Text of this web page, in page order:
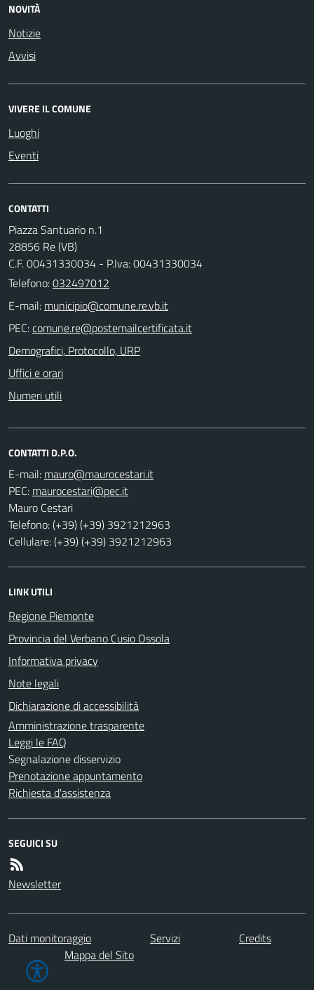
NOVITÀ
Notizie
Avvisi
VIVERE IL COMUNE
Luoghi
Eventi
CONTATTI
Piazza Santuario n.1
28856 Re (VB)
C.F. 00431330034 - P.Iva: 00431330034
Telefono:032497012
E-mail:
PEC:
Demografici, Protocollo, URP
Uffici e orari
Numeri utili
CONTATTI D.P.O.
E-mail:
PEC:
Mauro Cestari
Telefono: (+39) (+39) 3921212963
Cellulare: (+39) (+39) 3921212963
LINK UTILI
Regione Piemonte
Provincia del Verbano Cusio Ossola
Informativa privacy
Note legali
Dichiarazione di accessibilità
Amministrazione trasparente
Leggi le FAQ
Segnalazione disservizio
Prenotazione appuntamento
Richiesta d'assistenza
SEGUICI SU
Newsletter
Dati monitoraggio Servizi
Credits
Mappa del Sito